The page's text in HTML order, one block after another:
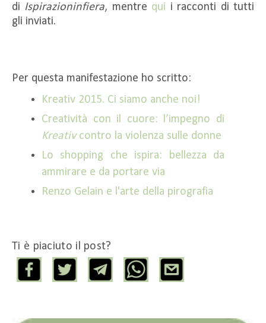
di Ispirazioninfiera, mentre qui i racconti di tutti
gli inviati.
Per questa manifestazione ho scritto:
Kreativ 2015. Ci siamo anche noi!
Creatività con il cuore: l’impegno di
Kreativcontro la violenza sulle donne
Lo shopping che ispira: bellezza da
ammirare e da portare via
Renzo Gelain e l'arte della pirografia
Ti è piaciuto il post?